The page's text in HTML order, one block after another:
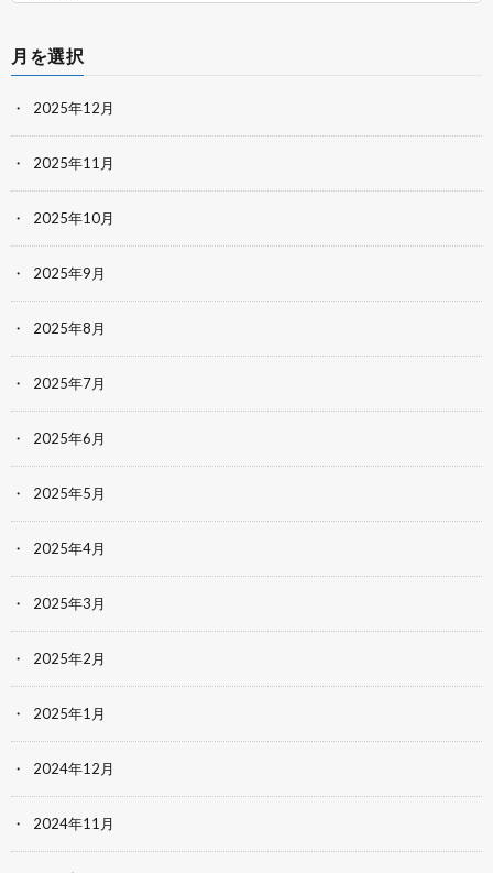
月を選択
2025年12月
2025年11月
2025年10月
2025年9月
2025年8月
2025年7月
2025年6月
2025年5月
2025年4月
2025年3月
2025年2月
2025年1月
2024年12月
2024年11月